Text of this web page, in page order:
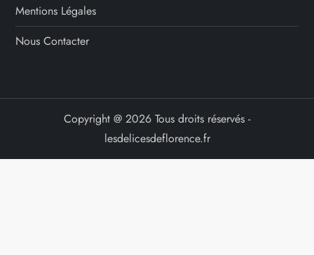
Mentions Légales
Nous Contacter
Copyright @ 2026 Tous droits réservés -
lesdelicesdeflorence.fr